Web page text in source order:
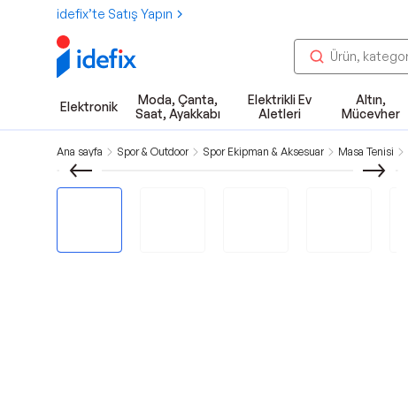
idefix’te Satış Yapın
Elektronik
Moda, Çanta,
Saat, Ayakkabı
Elektrikli Ev
Aletleri
Altın,
Mücevher
Ana sayfa Spor & Outdoor Spor Ekipman & Aksesuar Masa Tenisi